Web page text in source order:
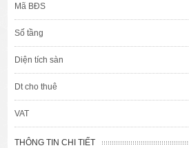
Mã BĐS
Số tầng
Diện tích sàn
Dt cho thuê
VAT
THÔNG TIN CHI TIẾT